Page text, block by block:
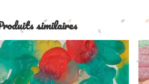
similaires